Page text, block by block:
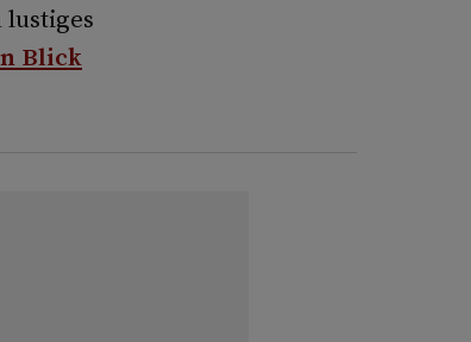
lustiges
Blick